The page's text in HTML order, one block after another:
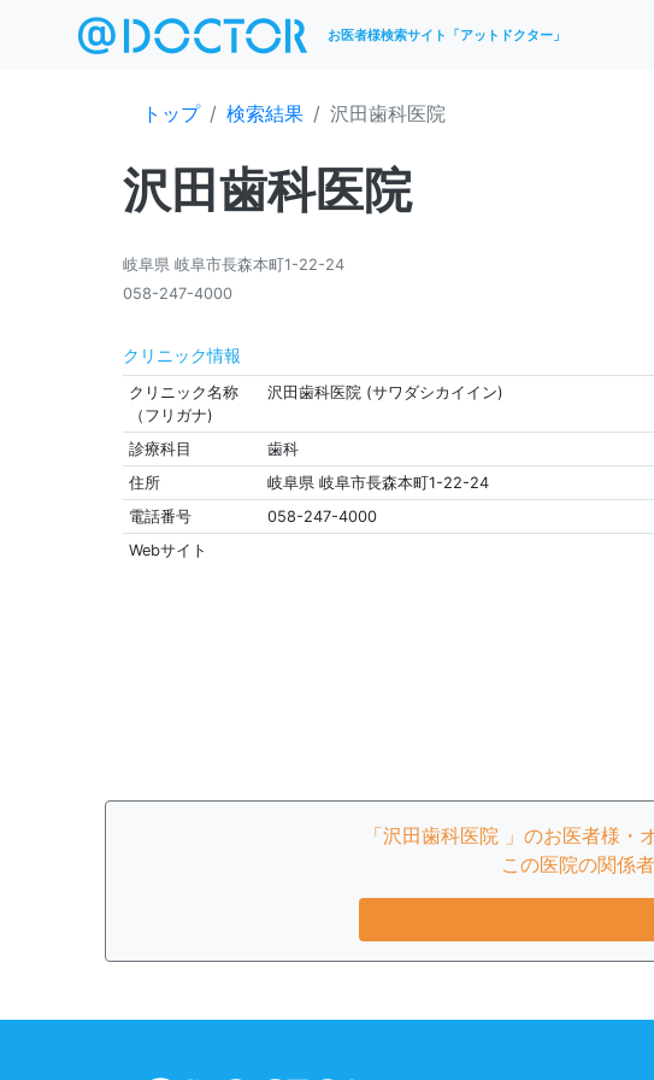
お医者様検索サイト「アットドクター」
トップ 検索結果 沢田歯科医院
沢田歯科医院
岐阜県 岐阜市長森本町1-22-24
058-247-4000
クリニック情報
クリニック名称
（フリガナ)
沢田歯科医院 (サワダシカイイン)
診療科目
歯科
住所
岐阜県 岐阜市長森本町1-22-24
電話番号
058-247-4000
Webサイト
「沢田歯科医院 」のお医者様・
この医院の関係